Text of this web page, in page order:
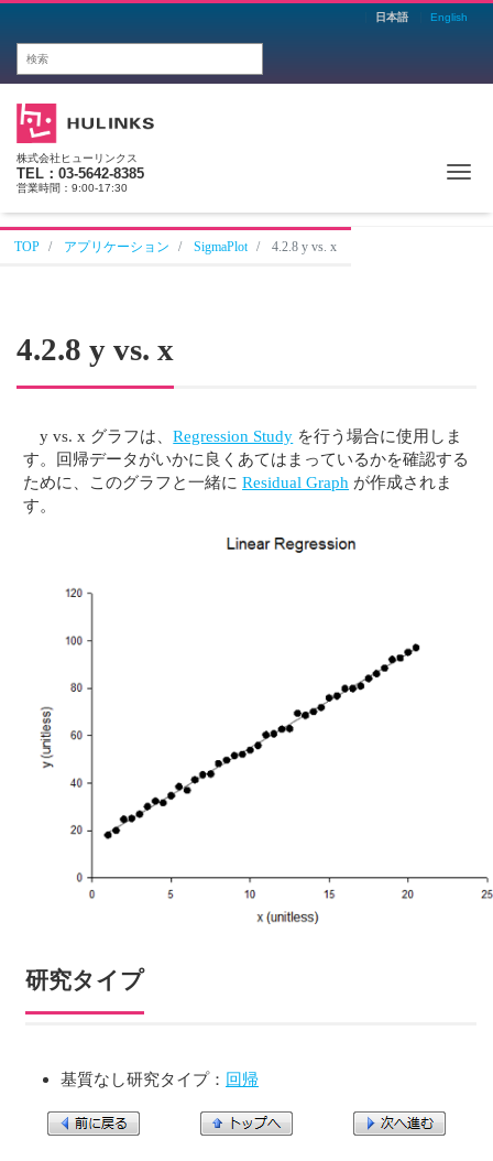
日本語 English
株式会社ヒューリンクス
TEL：03-5642-8385
営業時間：9:00-17:30
TOP アプリケーション SigmaPlot 4.2.8 y vs. x
4.2.8 y vs. x
y vs. x グラフは、Regression Study を行う場合に使用しま
す。回帰データがいかに良くあてはまっているかを確認する
ために、このグラフと一緒にResidual Graph が作成されま
す。
研究タイプ
基質なし研究タイプ： 回帰